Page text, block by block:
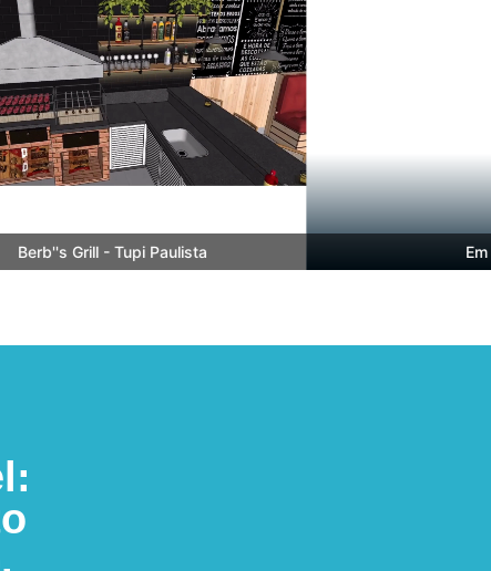
Grill - Tupi Paulista Em